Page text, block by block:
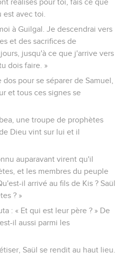
réalisés pour toi, fais ce que
est avec toi.
à Guilgal. Je descendrai vers
et des sacrifices de
jusqu'à ce que j'arrive vers
dois faire. »
pour se séparer de Samuel,
et tous ces signes se
une troupe de prophètes
Dieu vint sur lui et il
auparavant virent qu'il
et les membres du peuple
il arrivé au fils de Kis ? Saül
? »
: « Et qui est leur père ? » De
il aussi parmi les
Saül se rendit au haut lieu.